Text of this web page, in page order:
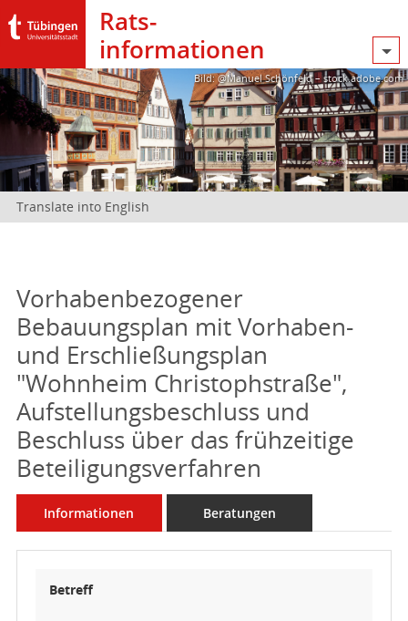
Rats­
informationen
Bild: @Manuel Schönfeld – stock.adobe.com
Translate into English
Vorhabenbezogener
Bebauungsplan mit Vorhaben-
und Erschließungsplan
"Wohnheim Christophstraße",
Aufstellungsbeschluss und
Beschluss über das frühzeitige
Beteiligungsverfahren
Informationen Beratungen
Betreff